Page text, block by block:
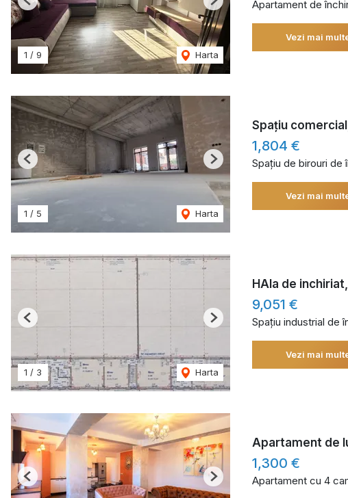
1 / 9 Harta
Previous Next Apartament de
Vezi mai
1 / 5 Harta
Previous Next
Spațiu
1,804 €
Spațiu de birouri de
Vezi mai
1 / 3 Harta
Previous Next
HAla de
9,051 €
Spațiu industrial de
Vezi mai
Previous Next
Apartament de
1,300 €
Apartament cu 4